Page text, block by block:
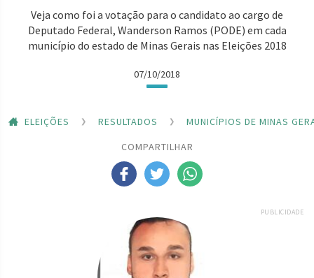
Veja como foi a votação para o candidato ao cargo de
Deputado Federal, Wanderson Ramos (PODE) em cada
município do estado de Minas Gerais nas Eleições 2018
07/10/2018
ELEIÇÕES RESULTADOS
MUNICÍPIOS DE MINAS
COMPARTILHAR
PUBLICIDADE